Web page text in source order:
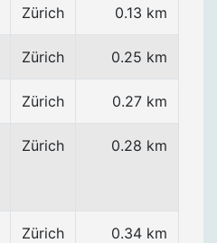
Zürich 0.13 km
Zürich 0.25 km
Zürich 0.27 km
Zürich 0.28 km
Zürich 0.34 km